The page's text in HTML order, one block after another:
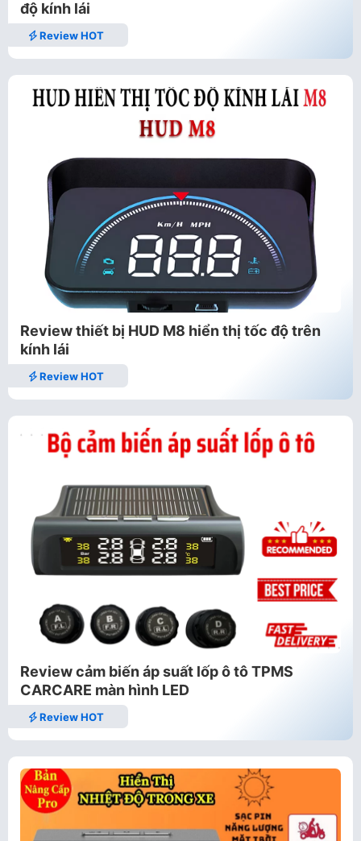
độ kính lái
Review HOT
Review thiết bị HUD M8 hiển thị tốc độ trên
kính lái
Review HOT
Review cảm biến áp suất lốp ô tô TPMS
CARCARE màn hình LED
Review HOT